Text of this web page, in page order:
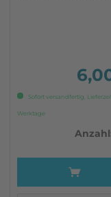
Sofort versandfertig, Lieferzeit
Werktage